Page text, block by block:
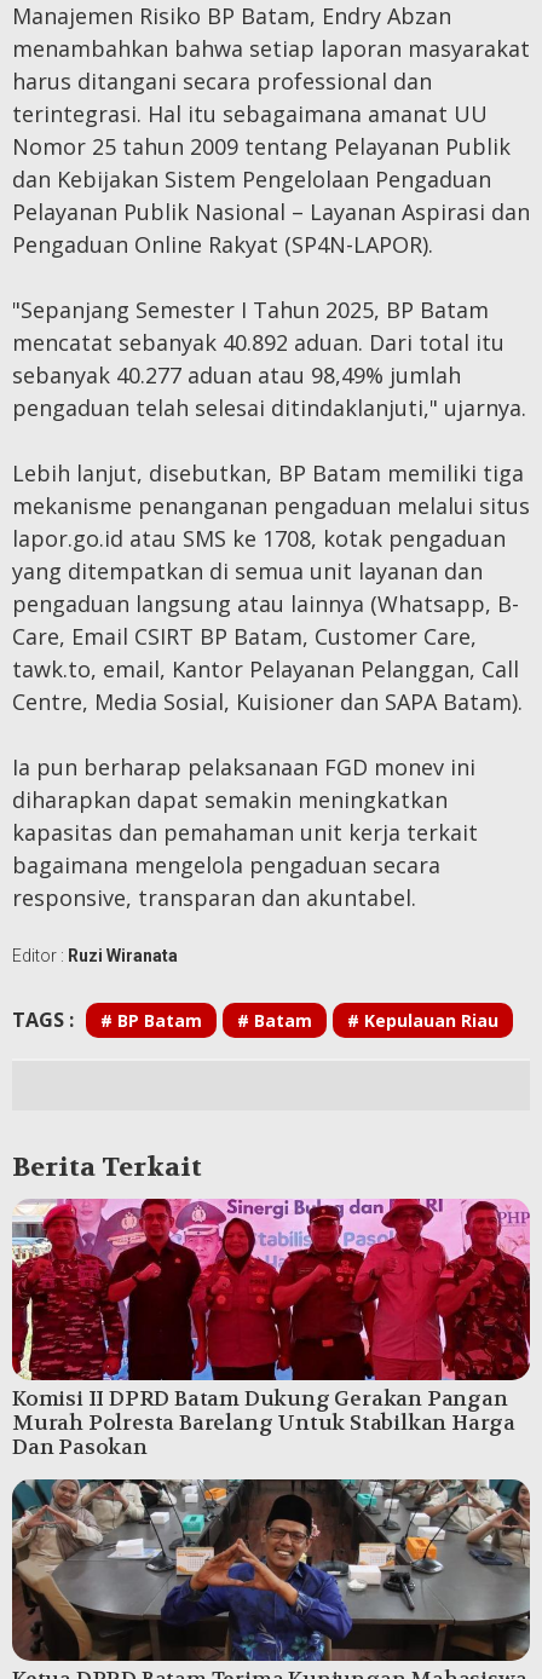
Manajemen Risiko BP Batam, Endry Abzan
menambahkan bahwa setiap laporan masyarakat
harus ditangani secara professional dan
terintegrasi. Hal itu sebagaimana amanat UU
Nomor 25 tahun 2009 tentang Pelayanan Publik
dan Kebijakan Sistem Pengelolaan Pengaduan
Pelayanan Publik Nasional – Layanan Aspirasi dan
Pengaduan Online Rakyat (SP4N-LAPOR).
"Sepanjang Semester I Tahun 2025, BP Batam
mencatat sebanyak 40.892 aduan. Dari total itu
sebanyak 40.277 aduan atau 98,49% jumlah
pengaduan telah selesai ditindaklanjuti," ujarnya.
Lebih lanjut, disebutkan, BP Batam memiliki tiga
mekanisme penanganan pengaduan melalui situs
lapor.go.id atau SMS ke 1708, kotak pengaduan
yang ditempatkan di semua unit layanan dan
pengaduan langsung atau lainnya (Whatsapp, B-
Care, Email CSIRT BP Batam, Customer Care,
tawk.to, email, Kantor Pelayanan Pelanggan, Call
Centre, Media Sosial, Kuisioner dan SAPA Batam).
Ia pun berharap pelaksanaan FGD monev ini
diharapkan dapat semakin meningkatkan
kapasitas dan pemahaman unit kerja terkait
bagaimana mengelola pengaduan secara
responsive, transparan dan akuntabel.
Editor : Ruzi Wiranata
TAGS : # BP Batam # Batam # Kepulauan Riau
Berita Terkait
Komisi II DPRD Batam Dukung Gerakan Pangan
Murah Polresta Barelang Untuk Stabilkan Harga
Dan Pasokan